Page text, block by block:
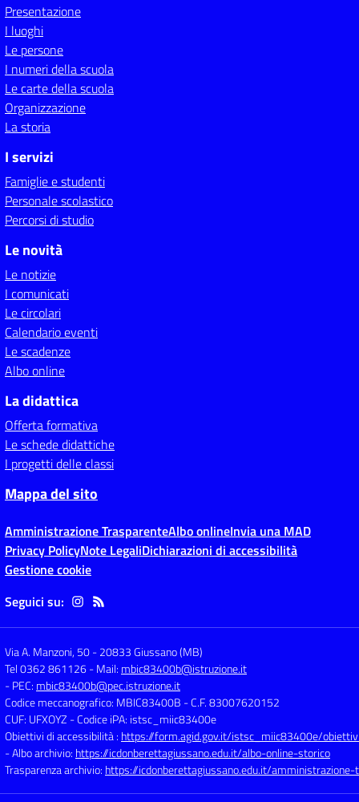
Presentazione
I luoghi
Le persone
I numeri della scuola
Le carte della scuola
Organizzazione
La storia
I servizi
Famiglie e studenti
Personale scolastico
Percorsi di studio
Le novità
Le notizie
I comunicati
Le circolari
Calendario eventi
Le scadenze
Albo online
La didattica
Offerta formativa
Le schede didattiche
I progetti delle classi
Mappa del sito
Amministrazione TrasparenteAlbo onlineInvia una MAD
Privacy PolicyNote LegaliDichiarazioni di accessibilità
Gestione cookie
Seguici su:
Via A. Manzoni, 50-20833 Giussano (MB)
Tel 0362 861126- Mail: mbic83400b@istruzione.it
- PEC: mbic83400b@pec.istruzione.it
Codice meccanografico: MBIC83400B - C.F. 83007620152
CUF: UFXOYZ - Codice iPA: istsc_miic83400e
Obiettivi di accessibilità : https://form.agid.gov.it/istsc_miic83400e/
- Albo archivio: https://icdonberettagiussano.edu.it/albo-online-storico
Trasparenza archivio: https://icdonberettagiussano.edu.it/